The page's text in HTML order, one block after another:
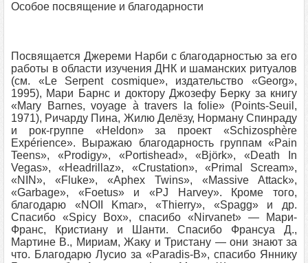
Особое посвящение и благодарности
Посвящается Джереми Нарби с благодарностью за его
работы в области изучения ДНК и шаманских ритуалов
(см. «Le Serpent cosmique», издательство «Georg»,
1995), Мари Барнс и доктору Джозефу Берку за книгу
«Mary Barnes, voyage à travers la folie» (Points-Seuil,
1971), Ричарду Пина, Жилю Делёзу, Норману Спинраду
и рок-группе «Heldon» за проект «Schizosphère
Expérience». Выражаю благодарность группам «Pain
Teens», «Prodigy», «Portishead», «Björk», «Death In
Vegas», «Headrillaz», «Crustation», «Primal Scream»,
«NIN», «Fluke», «Aphex Twins», «Massive Attack»,
«Garbage», «Foetus» и «PJ Harvey». Кроме того,
благодарю «NOII Kmar», «Thierry», «Spagg» и др.
Спасибо «Spicy Box», спасибо «Nirvanet» — Мари-
Франс, Кристиану и Шанти. Спасибо Франсуа Д.,
Мартине В., Мириам, Жаку и Тристану — они знают за
что. Благодарю Лусио за «Paradis-B», спасибо Яннику